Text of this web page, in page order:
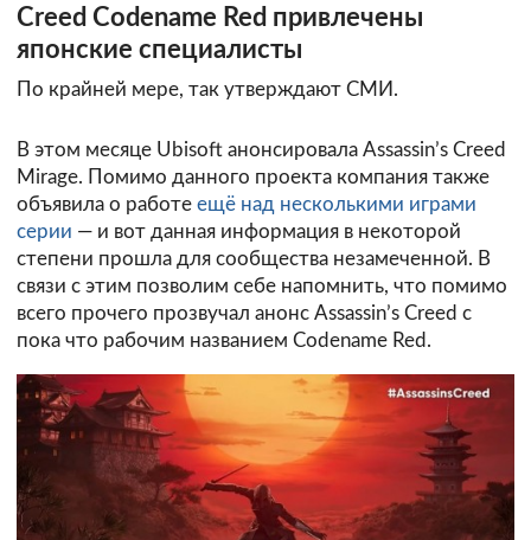
Creed Codename Red привлечены
японские специалисты
По крайней мере, так утверждают СМИ.
В этом месяце Ubisoft анонсировала Assassin’s Creed
Mirage. Помимо данного проекта компания также
объявила о работе ещё над несколькими играми
серии — и вот данная информация в некоторой
степени прошла для сообщества незамеченной. В
связи с этим позволим себе напомнить, что помимо
всего прочего прозвучал анонс Assassin’s Creed с
пока что рабочим названием Codename Red.